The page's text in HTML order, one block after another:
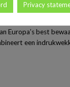
ontdek de
bruisende
Europa’s best
een
Privacy